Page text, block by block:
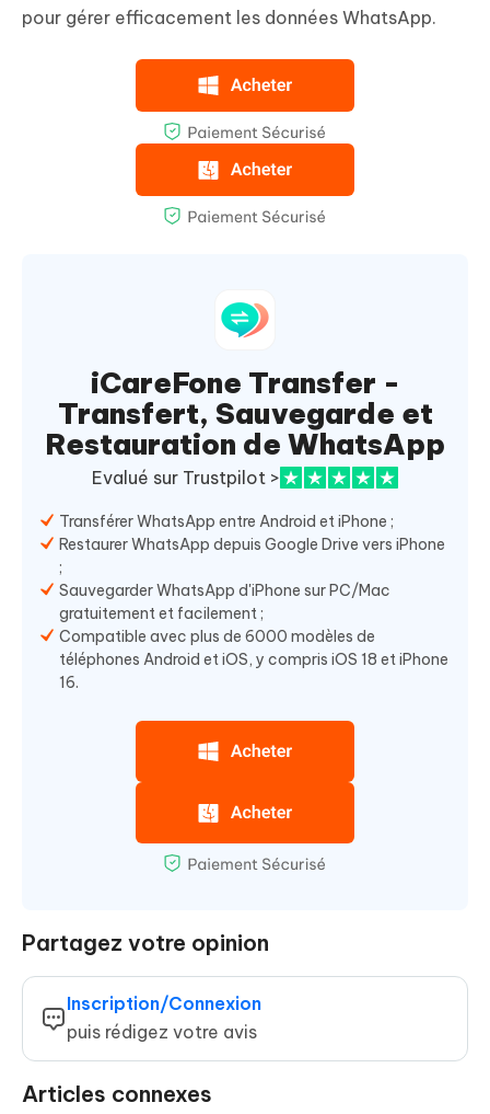
pour gérer efficacement les données WhatsApp.
iCareFone Transfer -
Transfert, Sauvegarde et
Restauration de WhatsApp
Evalué sur Trustpilot >
Transférer WhatsApp entre Android et iPhone ;
Restaurer WhatsApp depuis Google Drive vers iPhone
;
Sauvegarder WhatsApp d'iPhone sur PC/Mac
gratuitement et facilement ;
Compatible avec plus de 6000 modèles de
téléphones Android et iOS, y compris iOS 18 et iPhone
16.
Partagez votre opinion
Inscription/Connexion
puis rédigez votre avis
Articles connexes